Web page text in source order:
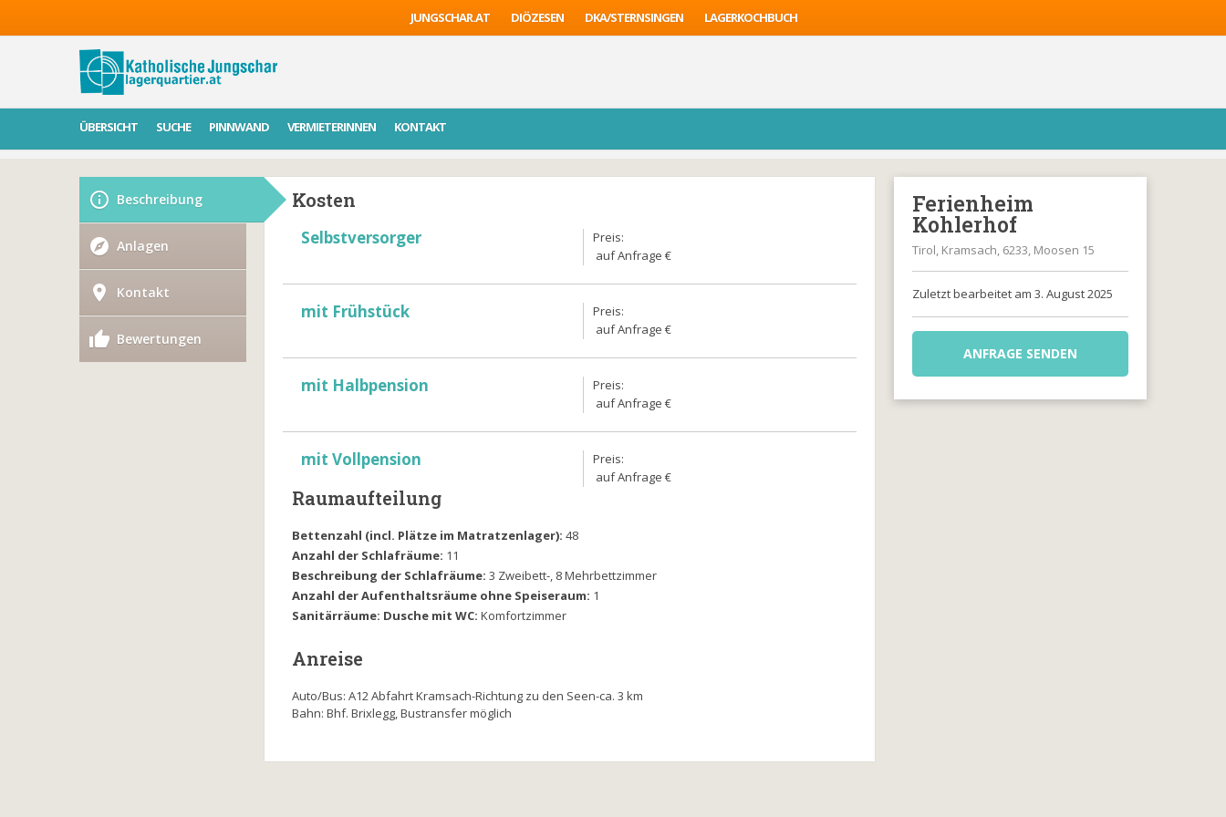
JUNGSCHAR.AT DIÖZESEN DKA/STERNSINGEN LAGERKOCHBUCH
ÜBERSICHT SUCHE PINNWAND VERMIETERINNEN KONTAKT
Beschreibung
Anlagen
Kontakt
Bewertungen
Kosten
Selbstversorger
Preis:
auf Anfrage €
mit Frühstück
Preis:
auf Anfrage €
mit Halbpension
Preis:
auf Anfrage €
mit Vollpension
Preis:
auf Anfrage €
Raumaufteilung
Bettenzahl (incl. Plätze im Matratzenlager):48
Anzahl der Schlafräume: 11
Beschreibung der Schlafräume:3 Zweibett-, 8 Mehrbettzimmer
Anzahl der Aufenthaltsräume ohne Speiseraum: 1
Sanitärräume: Dusche mit WC:Komfortzimmer
Anreise
Auto/Bus: A12 Abfahrt Kramsach-Richtung zu den Seen-ca. 3 km
Bahn: Bhf. Brixlegg, Bustransfer möglich
Ferienheim
Kohlerhof
Tirol, Kramsach, 6233, Moosen 15
Zuletzt bearbeitet am 3. August 2025
ANFRAGE SENDEN